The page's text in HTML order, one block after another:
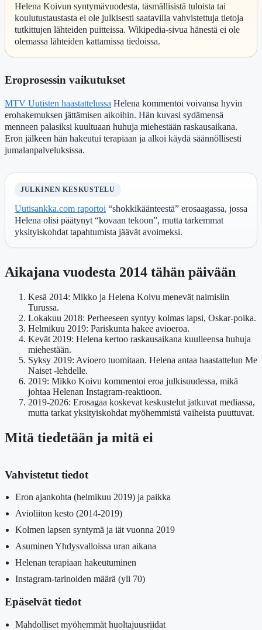
Helena Koivun syntymävuodesta, täsmällisistä tuloista tai
koulutustaustasta ei ole julkisesti saatavilla vahvistettuja tietoja
tutkittujen lähteiden puitteissa. Wikipedia-sivua hänestä ei ole
olemassa lähteiden kattamissa tiedoissa.
Eroprosessin vaikutukset
MTV Uutisten haastattelussa Helena kommentoi voivansa hyvin
erohakemuksen jättämisen aikoihin. Hän kuvasi sydämensä
menneen palasiksi kuultuaan huhuja miehestään raskausaikana.
Eron jälkeen hän hakeutui terapiaan ja alkoi käydä säännöllisesti
jumalanpalveluksissa.
JULKINEN KESKUSTELU
Uutisankka.com raportoi “shokkikäänteestä” erosaagassa, jossa
Helena olisi päätynyt “kovaan tekoon”, mutta tarkemmat
yksityiskohdat tapahtumista jäävät avoimeksi.
Aikajana vuodesta 2014 tähän päivään
Kesä 2014: Mikko ja Helena Koivu menevät naimisiin
Turussa.
Lokakuu 2018: Perheeseen syntyy kolmas lapsi, Oskar-poika.
Helmikuu 2019: Pariskunta hakee avioeroa.
Kevät 2019: Helena kertoo raskausaikana kuulleensa huhuja
miehestään.
Syksy 2019: Avioero tuomitaan. Helena antaa haastattelun Me
Naiset -lehdelle.
2019: Mikko Koivu kommentoi eroa julkisuudessa, mikä
johtaa Helenan Instagram-reaktioon.
2019-2026: Erosagaa koskevat keskustelut jatkuvat mediassa,
mutta tarkat yksityiskohdat myöhemmistä vaiheista puuttuvat.
Mitä tiedetään ja mitä ei
Vahvistetut tiedot
Eron ajankohta (helmikuu 2019) ja paikka
Avioliiton kesto (2014-2019)
Kolmen lapsen syntymä ja iät vuonna 2019
Asuminen Yhdysvalloissa uran aikana
Helenan terapiaan hakeutuminen
Instagram-tarinoiden määrä (yli 70)
Epäselvät tiedot
Mahdolliset myöhemmät huoltajuusriidat